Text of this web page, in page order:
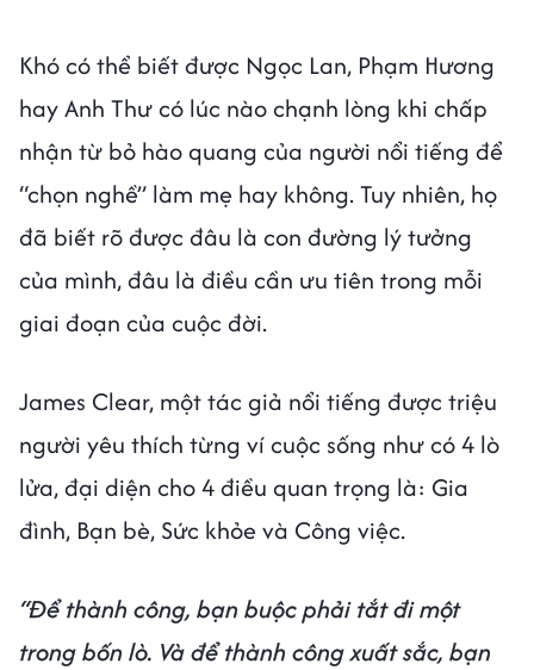
Khó có thể biết được Ngọc Lan, Phạm Hương
hay Anh Thư có lúc nào chạnh lòng khi chấp
nhận từ bỏ hào quang của người nổi tiếng để
“chọn nghề” làm mẹ hay không. Tuy nhiên, họ
đã biết rõ được đâu là con đường lý tưởng
của mình, đâu là điều cần ưu tiên trong mỗi
giai đoạn của cuộc đời.
James Clear, một tác giả nổi tiếng được triệu
người yêu thích từng ví cuộc sống như có 4 lò
lửa, đại diện cho 4 điều quan trọng là: Gia
đình, Bạn bè, Sức khỏe và Công việc.
“Để thành công, bạn buộc phải tắt đi một
trong bốn lò. Và để thành công xuất sắc, bạn